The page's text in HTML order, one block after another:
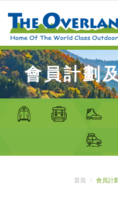
會員計劃
首頁 會員計